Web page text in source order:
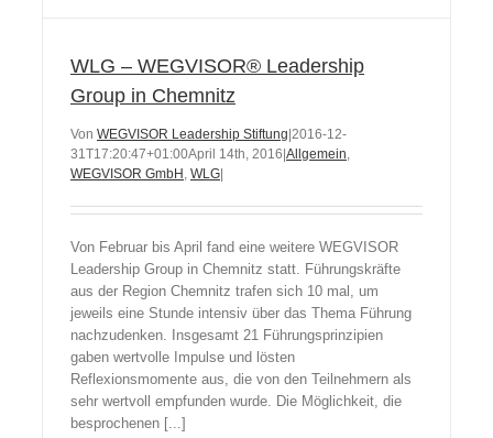
WLG – WEGVISOR® Leadership
Group in Chemnitz
Von WEGVISOR Leadership Stiftung 2016-12-
31T17:20:47+01:00April 14th, 2016 Allgemein,
WEGVISOR GmbH , WLG
Von Februar bis April fand eine weitere WEGVISOR
Leadership Group in Chemnitz statt. Führungskräfte
aus der Region Chemnitz trafen sich 10 mal, um
jeweils eine Stunde intensiv über das Thema Führung
nachzudenken. Insgesamt 21 Führungsprinzipien
gaben wertvolle Impulse und lösten
Reflexionsmomente aus, die von den Teilnehmern als
sehr wertvoll empfunden wurde. Die Möglichkeit, die
besprochenen [...]